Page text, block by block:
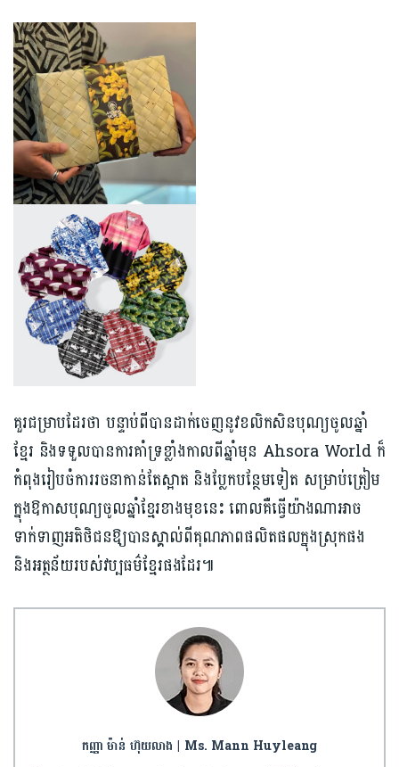
គួរជម្រាបដែរថា បន្ទាប់ពីបានដាក់ចេញនូវខលិកសិនបុណ្យចូលឆ្នាំ
ខ្មែរ និងទទួលបានការគាំទ្រខ្លាំងកាលពីឆ្នាំមុន Ahsora World ក៏
កំពុងរៀបចំការរចនាកាន់តែស្អាត និងប្លែកបន្ថែមទៀត សម្រាប់ត្រៀម
ក្នុងឱកាសបុណ្យចូលឆ្នាំខ្មែរខាងមុខនេះ ពោលគឺធ្វើយ៉ាងណាអាច
ទាក់ទាញអតិថិជនឱ្យបានស្គាល់ពីគុណភាពផលិតផលក្នុងស្រុកផង
និងអត្ថន័យរបស់វប្បធម៌ខ្មែរផងដែរ៕
កញ្ញា ម៉ាន់ ហ៊ុយលាង | Ms. Mann Huyleang